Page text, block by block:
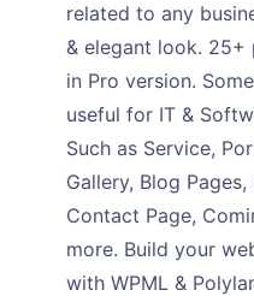
related to any
& elegant look.
in Pro version.
useful for IT &
Such as Service,
Gallery, Blog
Contact Page,
more. Build your
with WPML &